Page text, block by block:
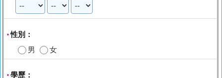
*性別：
男
女
* 學歷：